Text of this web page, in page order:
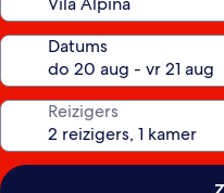
Datums
Reizigers